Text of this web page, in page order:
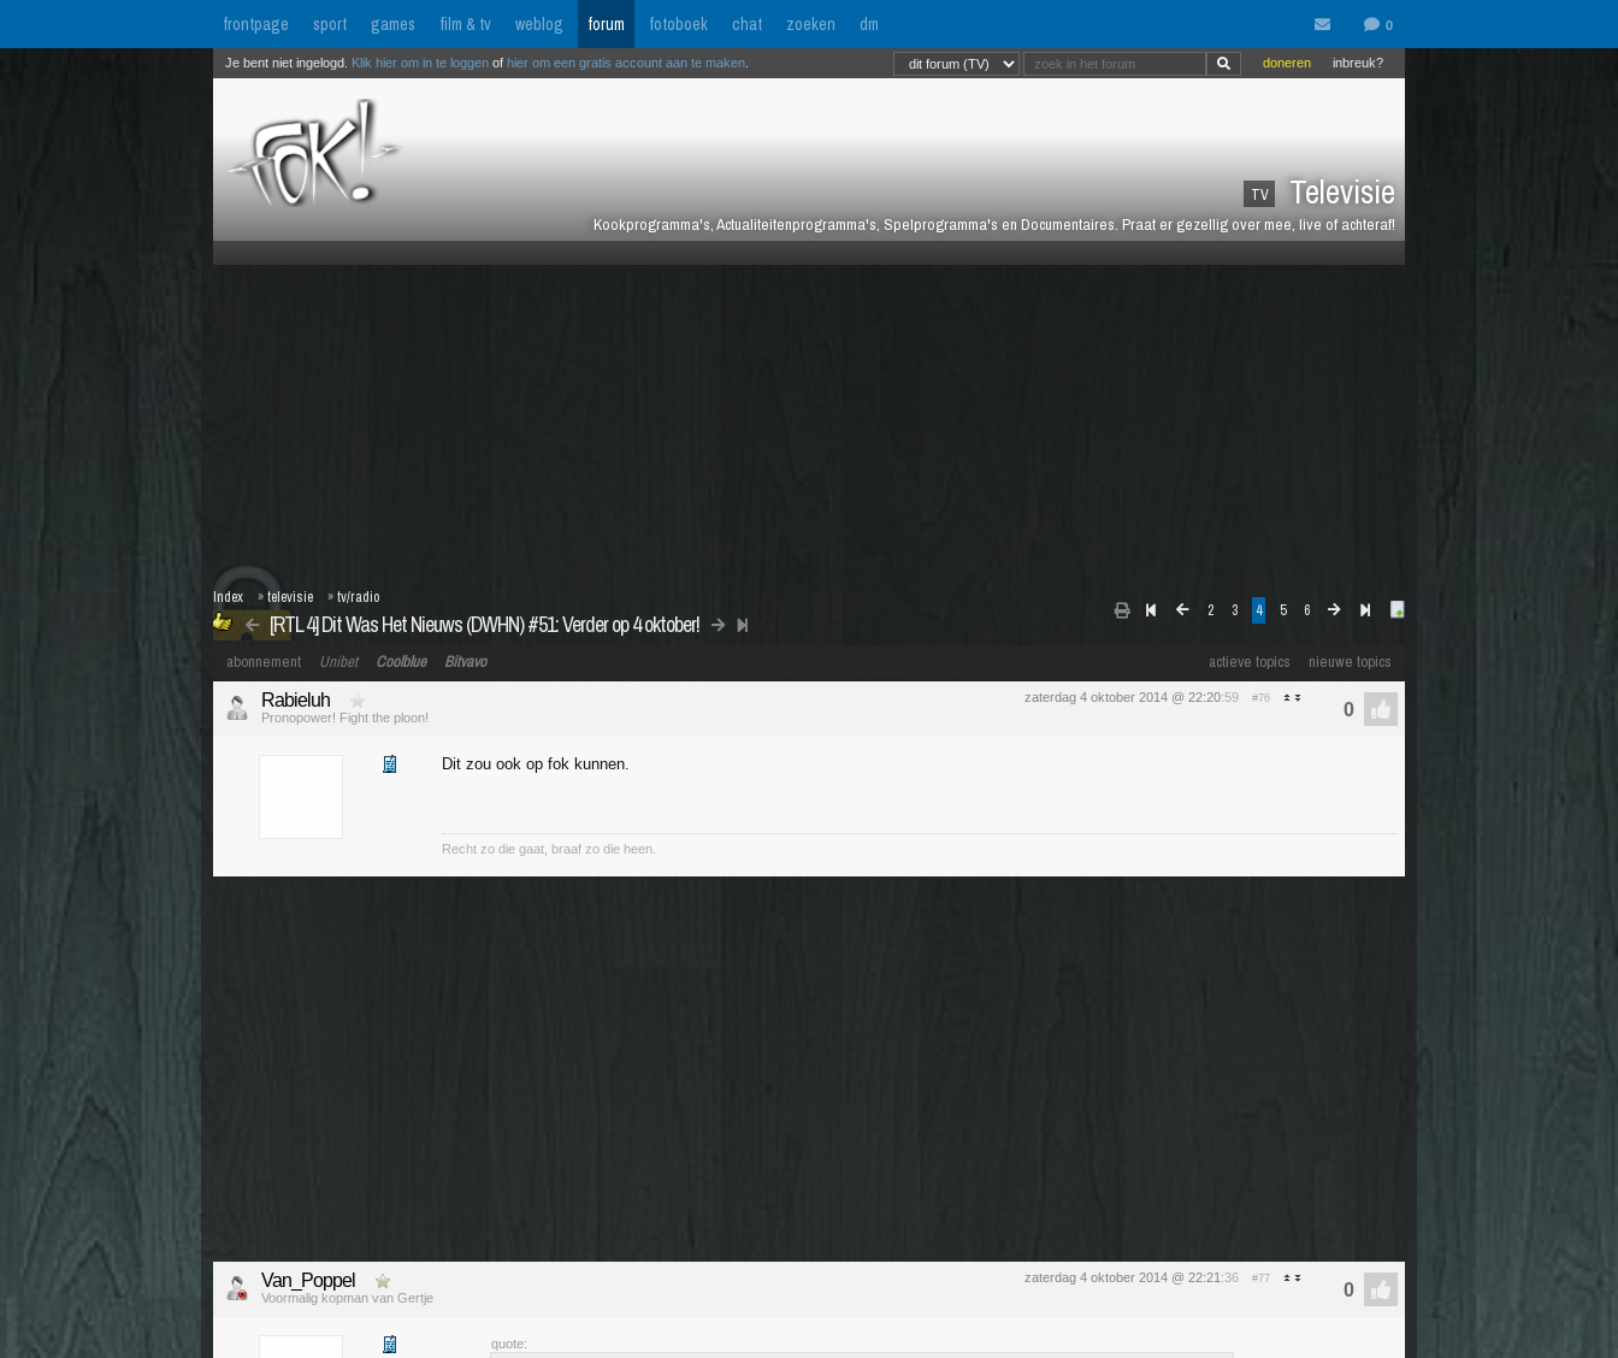
frontpage sport games film & tv weblog forum fotoboek chat zoeken dm
TV Televisie
Kookprogramma's, Actualiteitenprogramma's, Spelprogramma's en Documentaires. Praat er gezellig over mee, live of achteraf!
inbreuk?
doneren
Je bent niet ingelogd. Klik hier om in te loggen of hier om een gratis account aan te maken
2 3 4 5 6
[RTL 4] Dit Was Het Nieuws (DWHN) #51: Verder op 4 oktober!
Index »televisie »tv/radio
actieve topics nieuwe topics
abonnement Unibet Coolblue Bitvavo
zaterdag 4 oktober 2014 @ 22:20:59 #76
Rabieluh
Pronopower! Fight the ploon!
Dit zou ook op fok kunnen.
Recht zo die gaat, braaf zo die heen.
zaterdag 4 oktober 2014 @ 22:21 :36 #77
Van_Poppel
Voormalig kopman van Gertje
quote: